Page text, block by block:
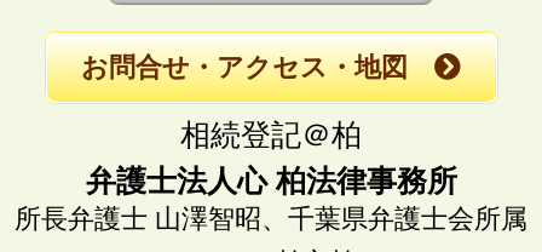
お問合せ・アクセス・地図
相続登記＠柏
弁護士法人心 柏法律事務所
所長弁護士 山澤智昭、 千葉県弁護士会所属